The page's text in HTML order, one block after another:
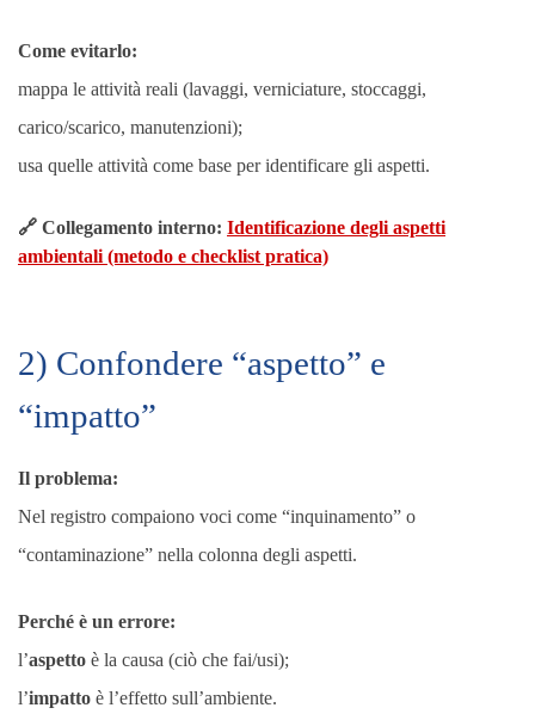
Come evitarlo:
mappa le attività reali (lavaggi, verniciature, stoccaggi,
carico/scarico, manutenzioni);
usa quelle attività come base per identificare gli aspetti.
🔗 Collegamento interno: Identificazione degli aspetti
ambientali (metodo e checklist pratica)
2) Confondere “aspetto” e
“impatto”
Il problema:
Nel registro compaiono voci come “inquinamento” o
“contaminazione” nella colonna degli aspetti.
Perché è un errore:
l’aspetto è la causa (ciò che fai/usi);
l’impatto è l’effetto sull’ambiente.